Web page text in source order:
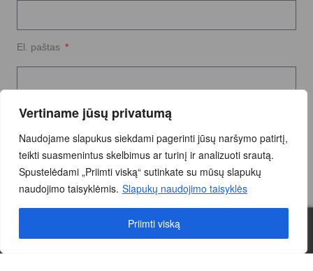
Vertiname jūsų privatumą
Naudojame slapukus siekdami pagerinti jūsų naršymo patirtį,
teikti suasmenintus skelbimus ar turinį ir analizuoti srautą.
Spustelėdami „Priimti viską“ sutinkate su mūsų slapukų
naudojimo taisyklėmis. Slapukų naudojimo taisyklės
Priimti viską
El. paštas
Užklausos tekstas
Siųsti Užklausą